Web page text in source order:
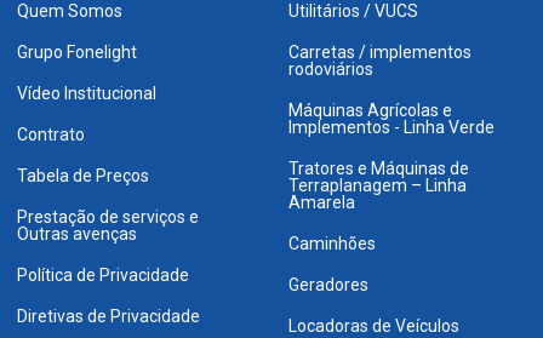
Quem Somos
Grupo Fonelight
Vídeo Institucional
Contrato
Tabela de Preços
Prestação de serviços e
Outras avenças
Política de Privacidade
Diretivas de Privacidade
Utilitários / VUCS
Carretas / implementos
rodoviários
Máquinas Agrícolas e
Implementos - Linha Verde
Tratores e Máquinas de
Terraplanagem – Linha
Amarela
Caminhões
Geradores
Locadoras de Veículos